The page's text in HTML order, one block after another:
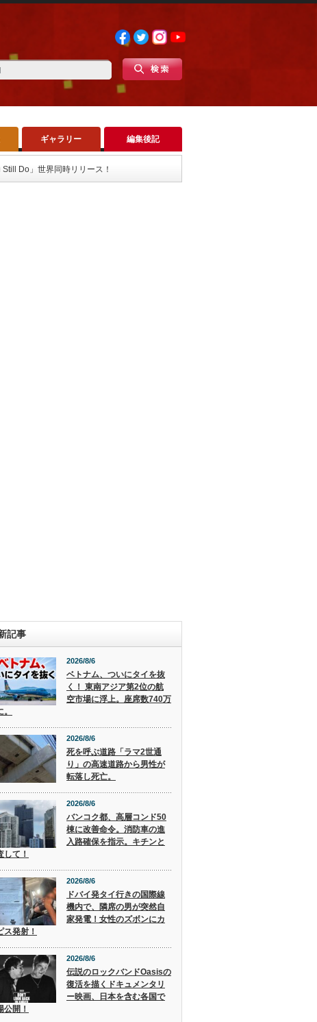
ギャラリー 編集後記
Do」世界同時リリース！
記事
2026/8/6
ベトナム、ついにタイを抜
く！ 東南アジア第2位の航
空市場に浮上。座席数740万
2026/8/6
死を呼ぶ道路「ラマ2世通
り」の高速道路から男性が
転落し死亡。
2026/8/6
バンコク都、高層コンド50
棟に改善命令。消防車の進
入路確保を指示。キチンと
して！
2026/8/6
ドバイ発タイ行きの国際線
機内で、隣席の男が突然自
家発電！女性のズボンにカ
ス発射！
2026/8/6
伝説のロックバンドOasisの
復活を描くドキュメンタリ
ー映画、日本を含む各国で
公開！